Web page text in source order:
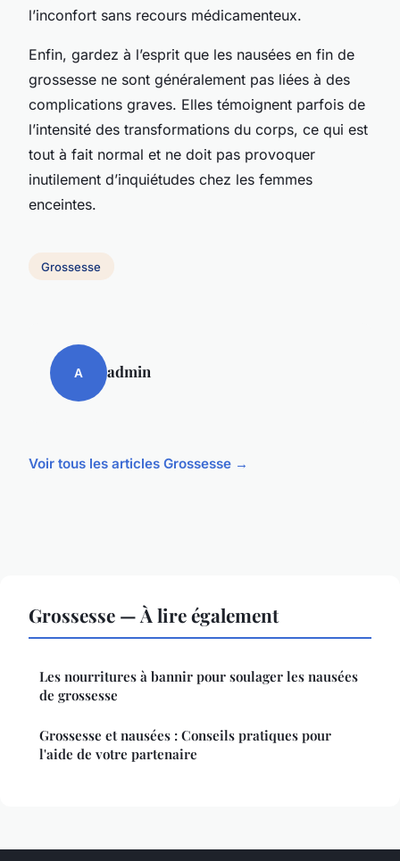
l’inconfort sans recours médicamenteux.
Enfin, gardez à l’esprit que les nausées en fin de
grossesse ne sont généralement pas liées à des
complications graves. Elles témoignent parfois de
l’intensité des transformations du corps, ce qui est
tout à fait normal et ne doit pas provoquer
inutilement d’inquiétudes chez les femmes
enceintes.
Grossesse
A admin
Voir tous les articles Grossesse →
Grossesse — À lire également
Les nourritures à bannir pour soulager les nausées
de grossesse
Grossesse et nausées : Conseils pratiques pour
l'aide de votre partenaire